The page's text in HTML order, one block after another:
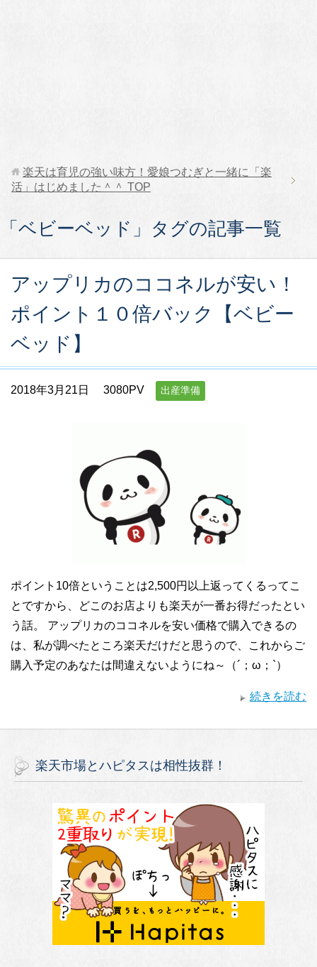
楽天は育児の強い味方！愛娘つむぎと一緒に「楽
活」はじめました＾＾ TOP
「ベビーベッド」タグの記事一覧
アップリカのココネルが安い！
ポイント１０倍バック【ベビー
ベッド】
2018年3月21日 3080PV 出産準備
ポイント10倍ということは2,500円以上返ってくるってこ
とですから、どこのお店よりも楽天が一番お得だったとい
う話。 アップリカのココネルを安い価格で購入できるの
は、私が調べたところ楽天だけだと思うので、これからご
購入予定のあなたは間違えないようにね～（´；ω；`）
続きを読む
楽天市場とハピタスは相性抜群！